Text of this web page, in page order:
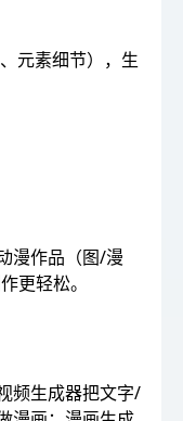
元素细节），生
漫作品（图/漫
更轻松。
频生成器把文字/